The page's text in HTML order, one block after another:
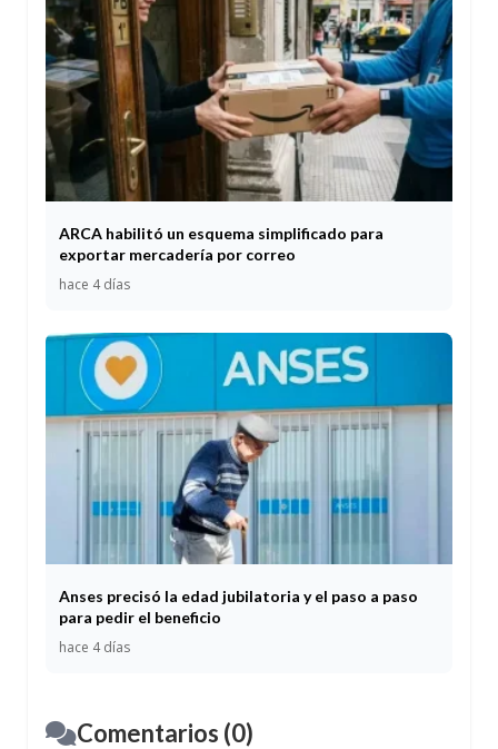
ARCA habilitó un esquema simplificado para
exportar mercadería por correo
hace 4 días
Anses precisó la edad jubilatoria y el paso a paso
para pedir el beneficio
hace 4 días
Comentarios (0)